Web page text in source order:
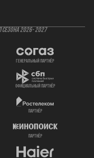
2026- 2027
генеральный партнёр
официальный партнёр
партнёр
партнёр